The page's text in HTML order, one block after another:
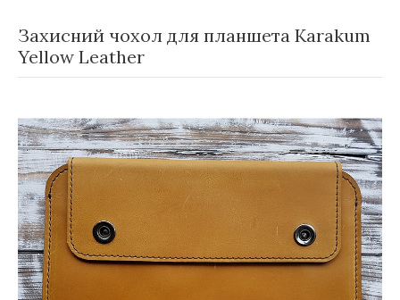
Захисний чохол для планшета Karakum
Yellow Leather